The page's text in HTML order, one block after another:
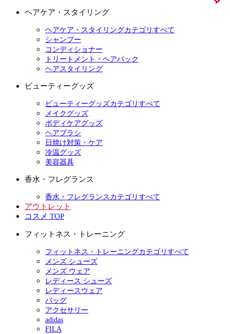
ヘアケア・スタイリング
ヘアケア・スタイリングカテゴリすべて
シャンプー
コンディショナー
トリートメント・ヘアパック
ヘアスタイリング
ビューティーグッズ
ビューティーグッズカテゴリすべて
メイクグッズ
ボディケアグッズ
ヘアブラシ
日焼け対策・ケア
冷温グッズ
美容器具
香水・フレグランス
香水・フレグランスカテゴリすべて
アウトレット
コスメ TOP
フィットネス・トレーニング
フィットネス・トレーニングカテゴリすべて
メンズ シューズ
メンズ ウェア
レディース シューズ
レディースウェア
バッグ
アクセサリー
adidas
FILA